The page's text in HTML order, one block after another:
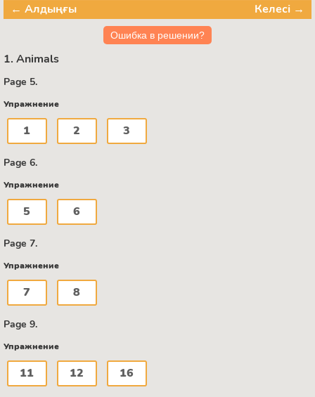
← Алдыңғы Келесі →
Ошибка в решении?
1. Animals
Page 5.
Упражнение
1 2 3
Page 6.
Упражнение
5 6
Page 7.
Упражнение
7 8
Page 9.
Упражнение
11 12 16